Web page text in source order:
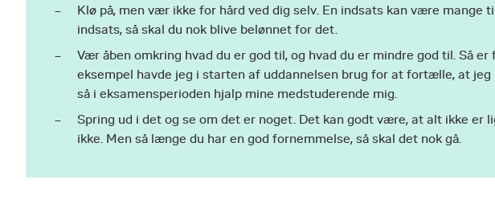
Klø på, men vær ikke for hård ved dig selv. En indsats kan være mange
indsats, så skal du nok blive belønnet for det.
Vær åben omkring hvad du er god til, og hvad du er mindre god til. Så
eksempel havde jeg i starten af uddannelsen brug for at fortælle, at
så i eksamensperioden hjalp mine medstuderende mig.
Spring ud i det og se om det er noget. Det kan godt være, at alt ikke er
ikke. Men så længe du har en god fornemmelse, så skal det nok gå.